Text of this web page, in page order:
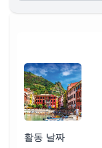
활동 날짜